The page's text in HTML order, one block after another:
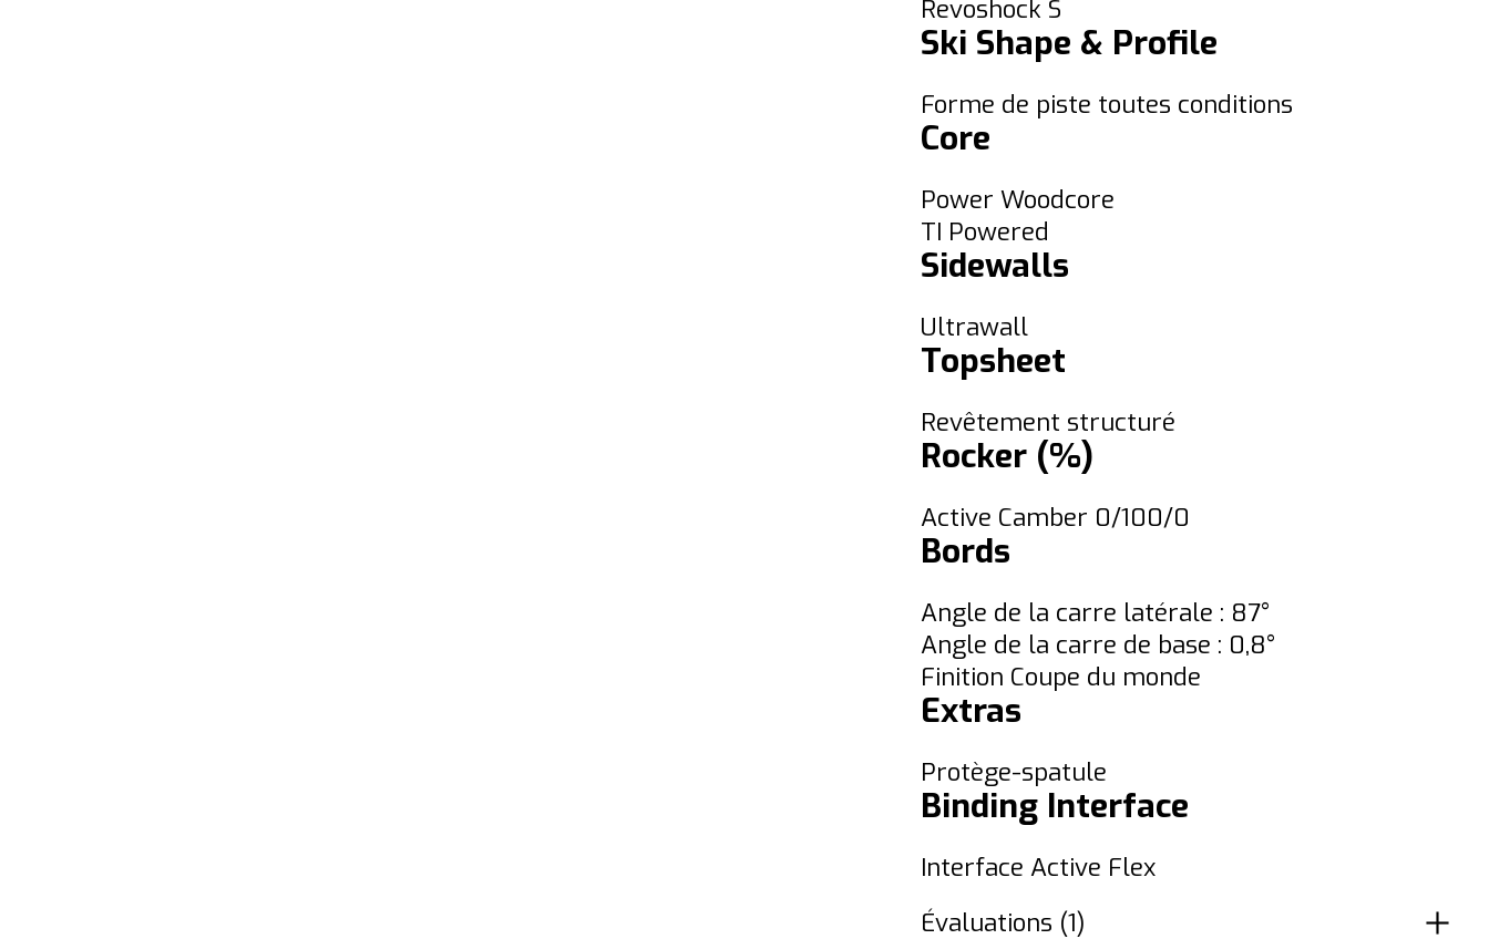
Revoshock S
Ski Shape & Profile
Forme de piste toutes conditions
Core
Power Woodcore
TI Powered
Sidewalls
Ultrawall
Topsheet
Revêtement structuré
Rocker (%)
Active Camber 0/100/0
Bords
Angle de la carre latérale : 87°
Angle de la carre de base : 0,8°
Finition Coupe du monde
Extras
Protège-spatule
Binding Interface
Interface Active Flex
Évaluations (1)